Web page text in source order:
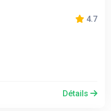
4.7
Détails